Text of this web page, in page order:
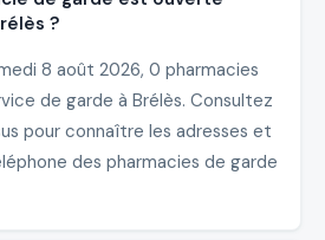
?
8 août 2026, 0 pharmacies
de garde à Brélès. Consultez
pour connaître les adresses et
des pharmacies de garde